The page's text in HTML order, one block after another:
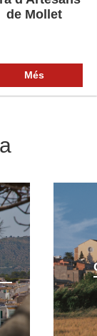
de Mollet
Més